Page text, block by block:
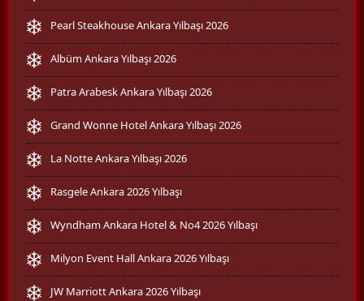
Pearl Steakhouse Ankara Yılbaşı 2026
Albüm Ankara Yılbaşı 2026
Patra Arabesk Ankara Yılbaşı 2026
Grand Wonne Hotel Ankara Yılbaşı 2026
La Notte Ankara Yılbaşı 2026
Rasgele Ankara 2026 Yılbaşı
Wyndham Ankara Hotel & No4 2026 Yılbaşı
Milyon Event Hall Ankara 2026 Yılbaşı
JW Marriott Ankara 2026 Yılbaşı